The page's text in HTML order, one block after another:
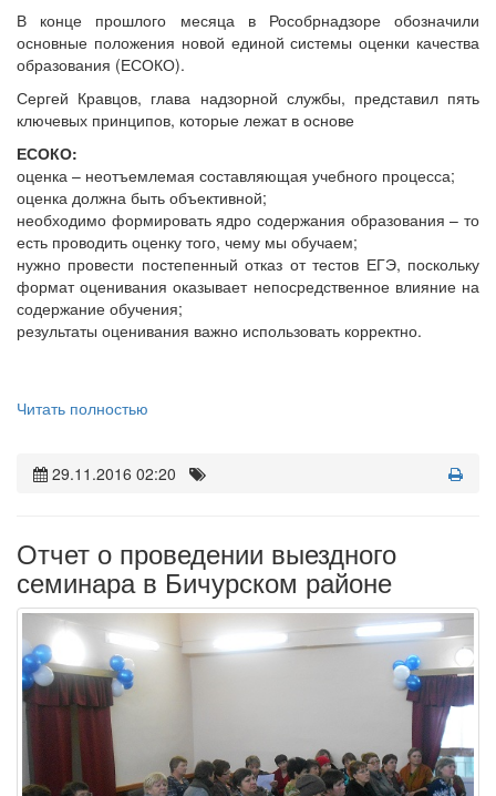
В конце прошлого месяца в Рособрнадзоре обозначили
основные положения новой единой системы оценки качества
образования (ЕСОКО).
Сергей Кравцов, глава надзорной службы, представил пять
ключевых принципов, которые лежат в основе
ЕСОКО:
оценка – неотъемлемая составляющая учебного процесса;
оценка должна быть объективной;
необходимо формировать ядро содержания образования – то
есть проводить оценку того, чему мы обучаем;
нужно провести постепенный отказ от тестов ЕГЭ, поскольку
формат оценивания оказывает непосредственное влияние на
содержание обучения;
результаты оценивания важно использовать корректно.
Читать полностью
29.11.2016 02:20
Отчет о проведении выездного
семинара в Бичурском районе